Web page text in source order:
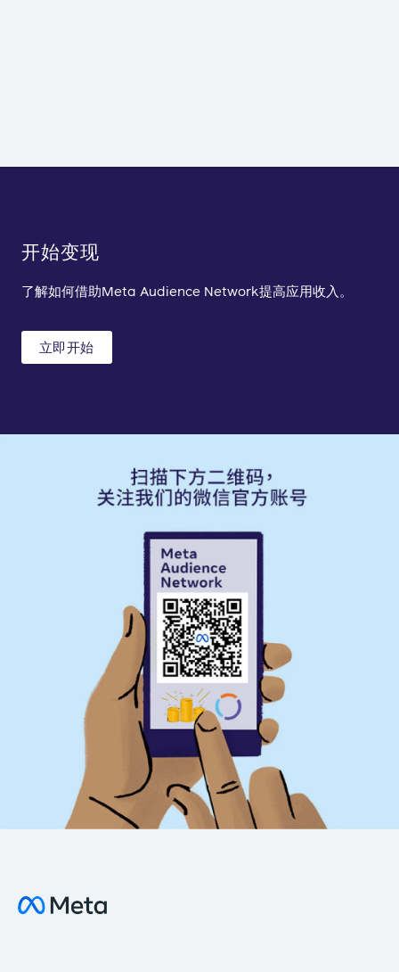
开始变现
了解如何借助Meta Audience Network提高应用收入。
立即开始